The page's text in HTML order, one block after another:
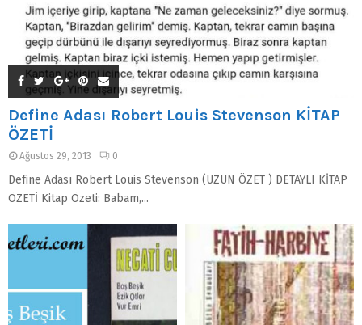
Define Adası Robert Louis Stevenson KİTAP
ÖZETİ
Ağustos 29, 2013 0
Define Adası Robert Louis Stevenson (UZUN ÖZET ) DETAYLI KİTAP
ÖZETİ Kitap Özeti: Babam,...